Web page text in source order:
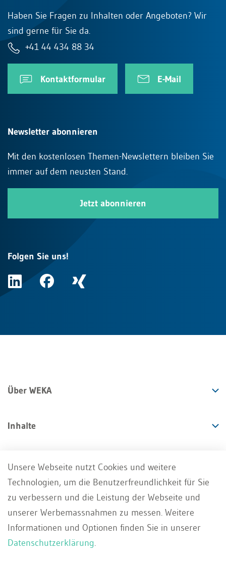
Haben Sie Fragen zu Inhalten oder Angeboten? Wir
sind gerne für Sie da.
+41 44 434 88 34
Kontaktformular E-Mail
Newsletter abonnieren
Mit den kostenlosen Themen-Newslettern bleiben Sie
immer auf dem neusten Stand.
Jetzt abonnieren
Folgen Sie uns!
Über WEKA
Inhalte
Angebote
Services
Unsere Webseite nutzt Cookies und weitere
Technologien, um die Benutzerfreundlichkeit für Sie
zu verbessern und die Leistung der Webseite und
unserer Werbemassnahmen zu messen. Weitere
Informationen und Optionen finden Sie in unserer
Datenschutzerklärung.